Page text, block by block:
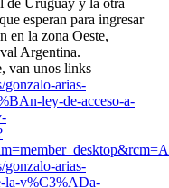
de Uruguay y la otra
esperan para ingresar
en la zona Oeste,
Argentina.
van unos links
arias-
ley-de-acceso-a-
arias-
la-v%C3%ADa-